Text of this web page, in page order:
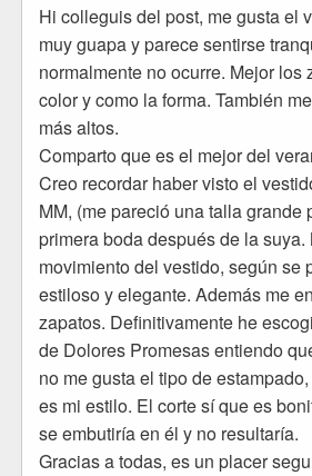
Hi colleguis del post, me gusta el
muy guapa y parece sentirse
normalmente no ocurre. Mejor los
color y como la forma. También
más altos.
Comparto que es el mejor del
Creo recordar haber visto el
MM, (me pareció una talla
primera boda después de la
movimiento del vestido, según se
estiloso y elegante. Además me
zapatos. Definitivamente he
de Dolores Promesas entiendo
no me gusta el tipo de
es mi estilo. El corte sí que es
se embutiría en él y no resultaría.
Gracias a todas, es un placer